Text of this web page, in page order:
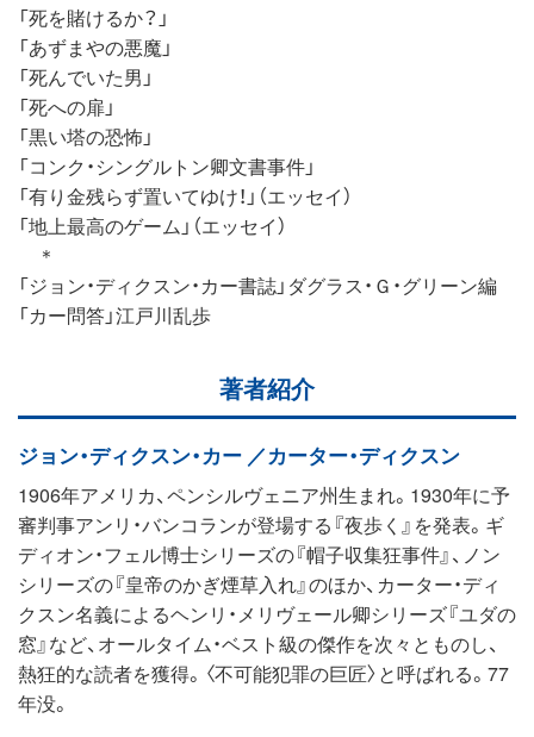
「死を賭けるか？」
「あずまやの悪魔」
「死んでいた男」
「死への扉」
「黒い塔の恐怖」
「コンク・シングルトン卿文書事件」
「有り金残らず置いてゆけ！」（エッセイ）
「地上最高のゲーム」（エッセイ）
＊
「ジョン・ディクスン・カー書誌」ダグラス・Ｇ・グリーン編
「カー問答」江戸川乱歩
著者紹介
ジョン・ディクスン・カー ／カーター・ディクスン
1906年アメリカ、ペンシルヴェニア州生まれ。1930年に予
審判事アンリ・バンコランが登場する『夜歩く』を発表。ギ
ディオン・フェル博士シリーズの『帽子収集狂事件』、ノン
シリーズの『皇帝のかぎ煙草入れ』のほか、カーター・ディ
クスン名義によるヘンリ・メリヴェール卿シリーズ『ユダの
窓』など、オールタイム・ベスト級の傑作を次々とものし、
熱狂的な読者を獲得。〈不可能犯罪の巨匠〉と呼ばれる。77
年没。